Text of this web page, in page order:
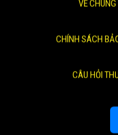
VỀ CHÚNG
CHÍNH SÁCH
CÂU HỎI